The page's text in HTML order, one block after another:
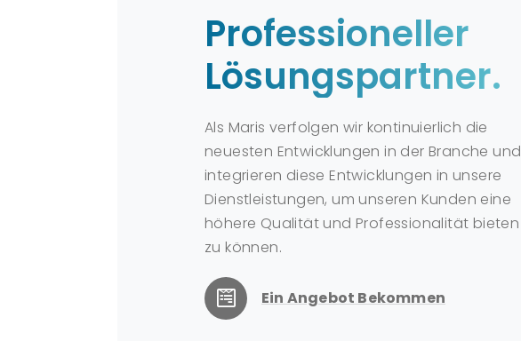
Professioneller
Lösungspartner.
Als Maris verfolgen wir kontinuierlich die
neuesten Entwicklungen in der Branche und
integrieren diese Entwicklungen in unsere
Dienstleistungen, um unseren Kunden eine
höhere Qualität und Professionalität bieten
zu können.
Ein Angebot Bekommen